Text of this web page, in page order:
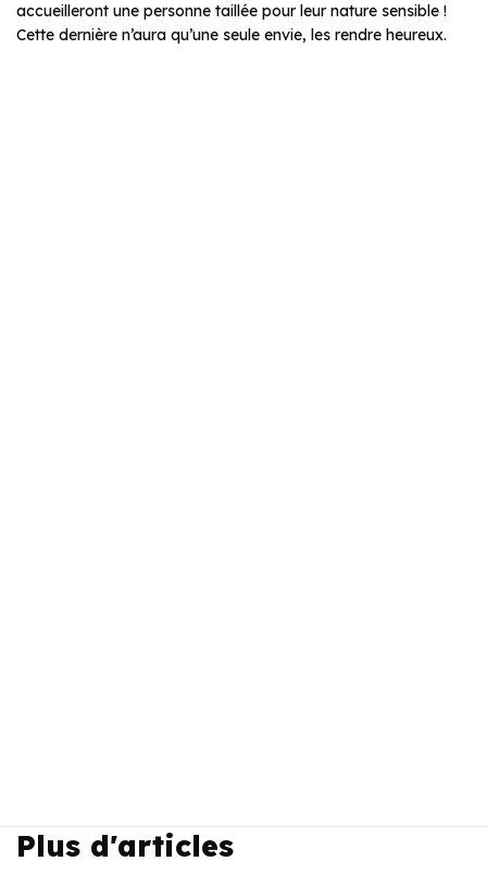
accueilleront une personne taillée pour leur nature sensible !
Cette dernière n’aura qu’une seule envie, les rendre heureux.
Plus d'articles